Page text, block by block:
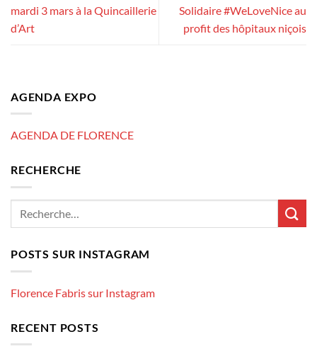
mardi 3 mars à la Quincaillerie
d’Art
Solidaire #WeLoveNice au
profit des hôpitaux niçois
AGENDA EXPO
AGENDA DE FLORENCE
RECHERCHE
POSTS SUR INSTAGRAM
Florence Fabris sur Instagram
RECENT POSTS